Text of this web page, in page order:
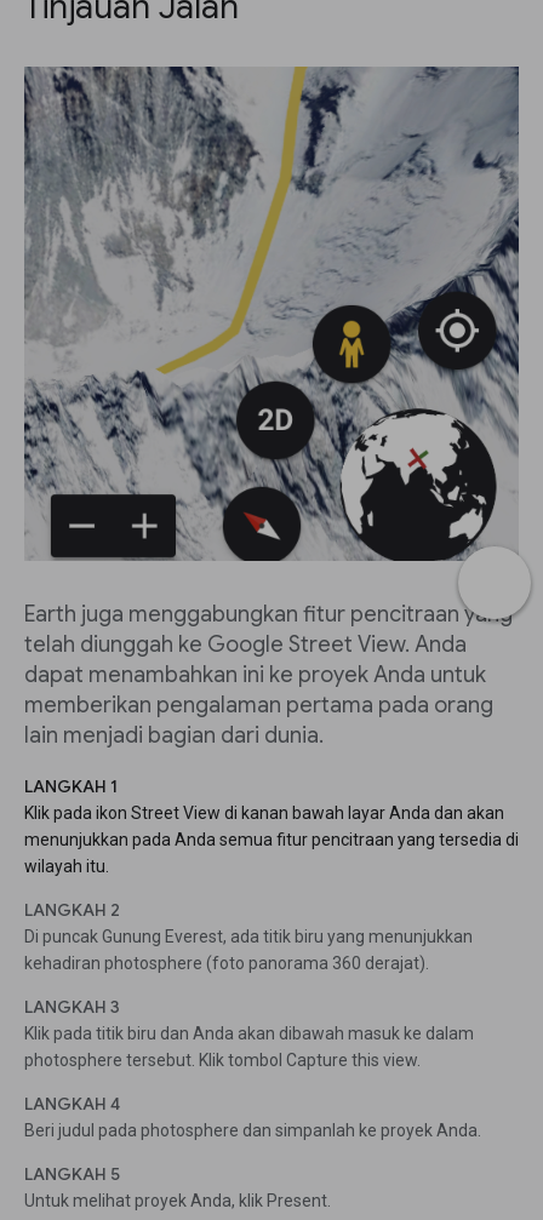
Earth juga menggabungkan fitur pencitraan yang
telah diunggah ke Google Street View. Anda
dapat menambahkan ini ke proyek Anda untuk
memberikan pengalaman pertama pada orang
lain menjadi bagian dari dunia.
LANGKAH 1
Klik pada ikon Street View di kanan bawah layar Anda dan akan
menunjukkan pada Anda semua fitur pencitraan yang tersedia di
wilayah itu.
LANGKAH 2
Di puncak Gunung Everest, ada titik biru yang menunjukkan
kehadiran photosphere (foto panorama 360 derajat).
LANGKAH 3
Klik pada titik biru dan Anda akan dibawah masuk ke dalam
photosphere tersebut. Klik tombol Capture this view.
LANGKAH 4
Beri judul pada photosphere dan simpanlah ke proyek Anda.
LANGKAH 5
Untuk melihat proyek Anda, klik Present.